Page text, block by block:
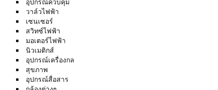
วาล์วไฟฟ้า
เซนเซอร์
สวิทซ์ไฟฟ้า
มอเตอร์ไฟฟ้า
นิวเมติกส์
อุปกรณ์เครื่องกล
สุขภาพ
อุปกรณ์สื่อสาร